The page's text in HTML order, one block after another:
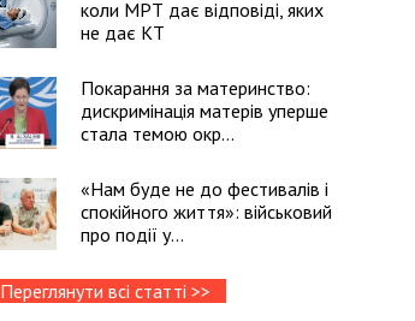
коли МРТ дає відповіді, яких
не дає КТ
Покарання за материнство:
дискримінація матерів уперше
стала темою окр...
«Нам буде не до фестивалів і
спокійного життя»: військовий
про події у...
Переглянути всі статті >>